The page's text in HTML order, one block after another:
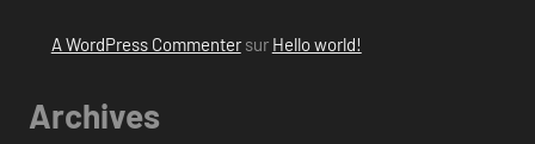
A WordPress Commentersur Hello world!
Archives